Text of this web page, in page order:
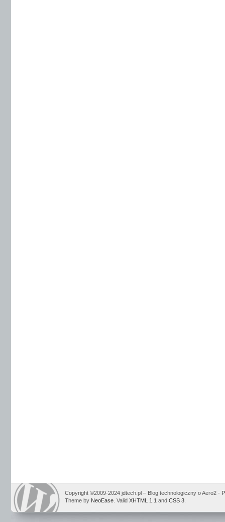
Copyright ©2009-2024 jdtech.pl – Blog technologiczny o Aero2 -
Theme by NeoEase . Valid XHTML 1.1 and CSS 3